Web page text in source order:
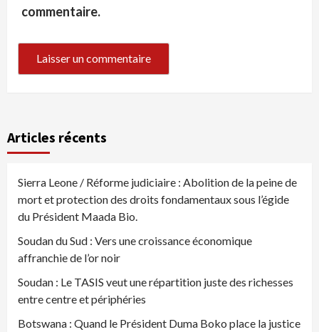
commentaire.
Articles récents
Sierra Leone / Réforme judiciaire : Abolition de la peine de
mort et protection des droits fondamentaux sous l’égide
du Président Maada Bio.
Soudan du Sud : Vers une croissance économique
affranchie de l’or noir
Soudan : Le TASIS veut une répartition juste des richesses
entre centre et périphéries
Botswana : Quand le Président Duma Boko place la justice